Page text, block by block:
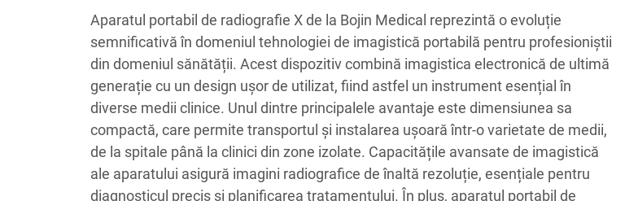
Aparatul portabil de radiografie X de la Bojin Medical reprezintă o evoluție
semnificativă în domeniul tehnologiei de imagistică portabilă pentru profesioniștii
din domeniul sănătății. Acest dispozitiv combină imagistica electronică de ultimă
generație cu un design ușor de utilizat, fiind astfel un instrument esențial în
diverse medii clinice. Unul dintre principalele avantaje este dimensiunea sa
compactă, care permite transportul și instalarea ușoară într-o varietate de medii,
de la spitale până la clinici din zone izolate. Capacitățile avansate de imagistică
ale aparatului asigură imagini radiografice de înaltă rezoluție, esențiale pentru
diagnosticul precis și planificarea tratamentului. În plus, aparatul portabil de